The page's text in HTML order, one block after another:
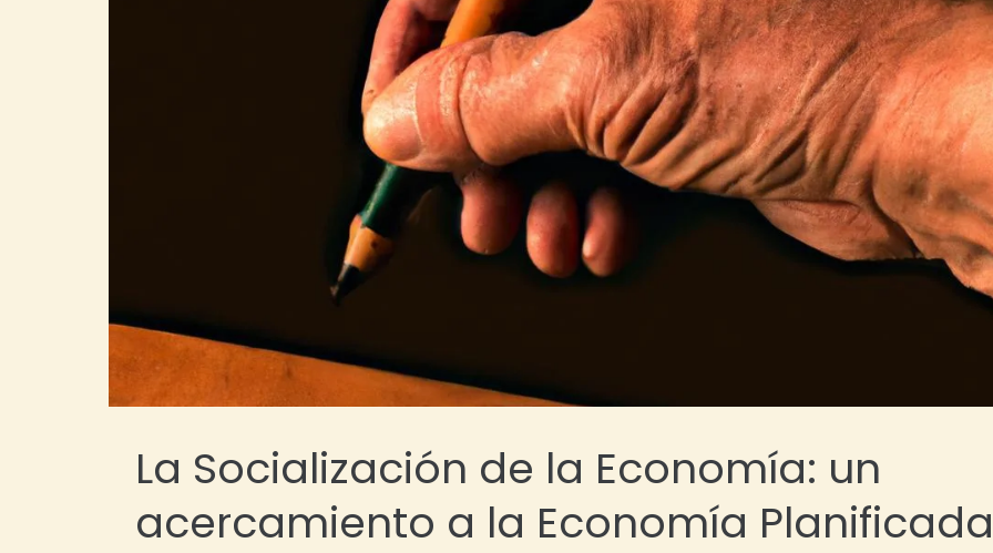
La Socialización de la Economía: un
acercamiento a la Economía Planificada